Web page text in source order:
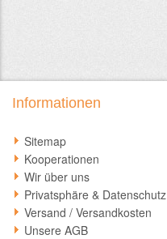
Informationen
Sitemap
Kooperationen
Wir über uns
Privatsphäre & Datenschutz
Versand / Versandkosten
Unsere AGB